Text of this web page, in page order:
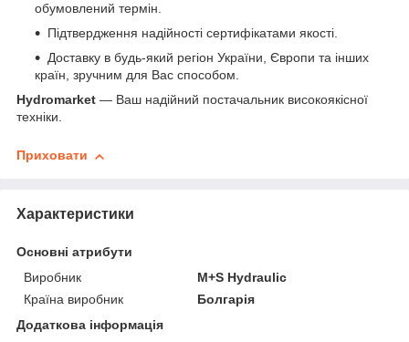
обумовлений термін.
Підтвердження надійності сертифікатами якості.
Доставку в будь-який регіон України, Європи та інших
країн, зручним для Вас способом.
Hydromarket — Ваш надійний постачальник високоякісної
техніки.
Приховати
Характеристики
Основні атрибути
Виробник
M+S Hydraulic
Країна виробник
Болгарія
Додаткова інформація